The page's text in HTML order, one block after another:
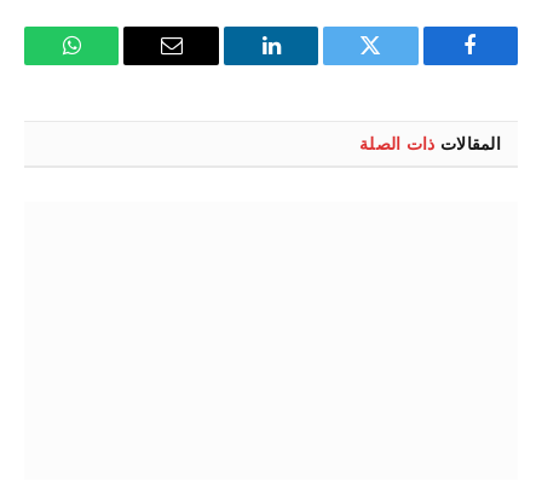
فيسبوك تويتر لينكدإن
البريد
واتساب
المقالات ذات الصلة